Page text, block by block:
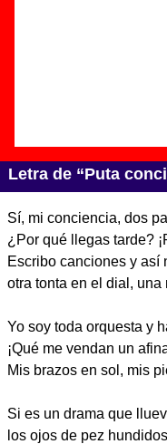
Letra de “Puta
Sí, mi conciencia, dos
¿Por qué llegas tarde?
Escribo canciones y así
otra tonta en el dial, una
Yo soy toda orquesta y
¡Qué me vendan un
Mis brazos en sol, mis
Si es un drama que
los ojos de pez